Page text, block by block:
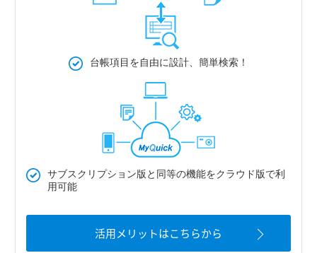
台帳項目を自由に設計、簡単検索！
サブスクリプション版と同等の機能をクラウド版で利
用可能
活用メリットはこちらから